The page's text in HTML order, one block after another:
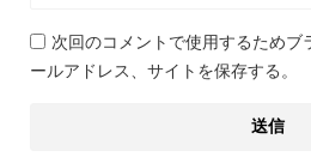
次回のコメントで使用するためブ
ールアドレス、サイトを保存する。